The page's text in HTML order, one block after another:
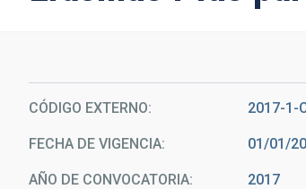
a
la
navegación
CÓDIGO EXTERNO 2017-1-
FECHA DE VIGENCIA 01/01/
AÑO DE CONVOCATORIA 2017